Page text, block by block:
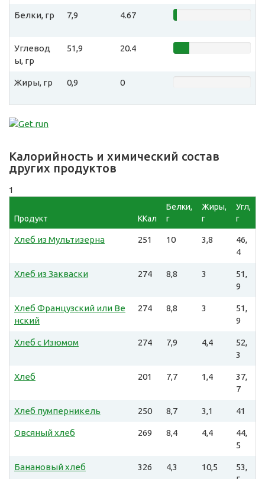
Белки, гр 7,9 4.67
Углевод
ы, гр
51,9 20.4
Жиры, гр 0,9 0
Калорийность и химический состав
других продуктов
1
Продукт ККал
Белки,
г
Жиры,
г
Угл,
г
Хлеб из Мультизерна 251 10 3,8
46,
4
Хлеб из Закваски 274 8,8 3
51,
9
Хлеб Французский или Ве
нский
274 8,8 3
51,
9
Хлеб с Изюмом 274 7,9 4,4
52,
3
Хлеб 201 7,7 1,4
37,
7
Хлеб пумперникель 250 8,7 3,1 41
Овсяный хлеб 269 8,4 4,4
44,
5
Банановый хлеб 326 4,3 10,5
53,